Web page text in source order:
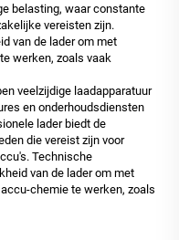
belasting, waar constante
vereisten zijn.
van de lader om met
werken, zoals vaak
veelzijdige laadapparatuur
en onderhoudsdiensten
lader biedt de
die vereist zijn voor
Technische
van de lader om met
chemie te werken, zoals